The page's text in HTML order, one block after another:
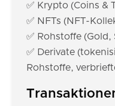
✅ Krypto (Coins &
✅ NFTs (NFT-
✅ Rohstoffe (Gold,
✅ Derivate
Rohstoffe,